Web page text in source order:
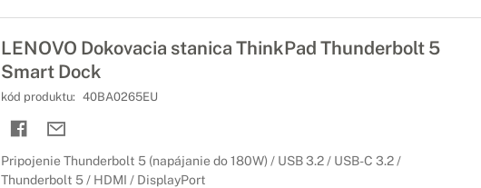
LENOVO Dokovacia stanica ThinkPad Thunderbolt 5
Smart Dock
kód produktu: 40BA0265EU
Pripojenie Thunderbolt 5 (napájanie do 180W) / USB 3.2 / USB-C 3.2 /
Thunderbolt 5 / HDMI / DisplayPort